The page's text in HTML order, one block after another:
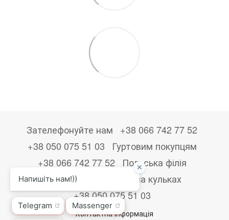
Зателефонуйте нам
+38 066 742 77 52
+38 050 075 51 03
Гуртовим покупцям
+38 066 742 77 52
Польська філія
+48533867723
Друк на кульках
+38 050 075 51 03
Контактна інформація